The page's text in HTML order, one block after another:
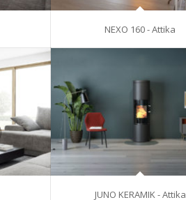
NEXO 160 - Attika
JUNO KERAMIK - Attika